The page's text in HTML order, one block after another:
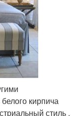
кирпича
стиль .